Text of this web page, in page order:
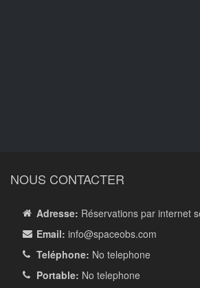
NOUS CONTACTER
Adresse: Réservations par internet
Email: info@spaceobs.com
Teléphone: No telephone
Portable: No telephone